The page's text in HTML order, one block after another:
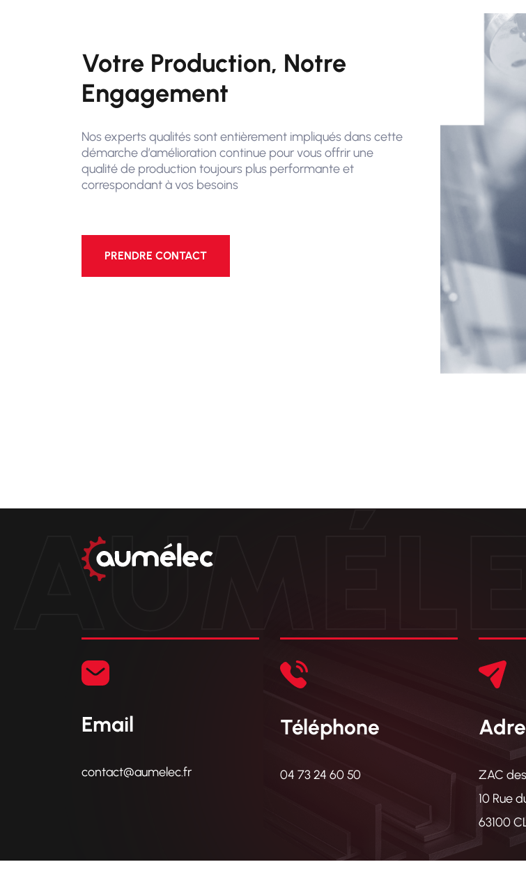
Votre Production, Notre
Engagement
Nos experts qualités sont entièrement impliqués dans cette
démarche d’amélioration continue pour vous offrir une
qualité de production toujours plus performante et
correspondant à vos besoins
PRENDRE CONTACT
Email
contact@aumelec.fr
Téléphone
04 73 24 60 50
ZAC
10 Rue
63100